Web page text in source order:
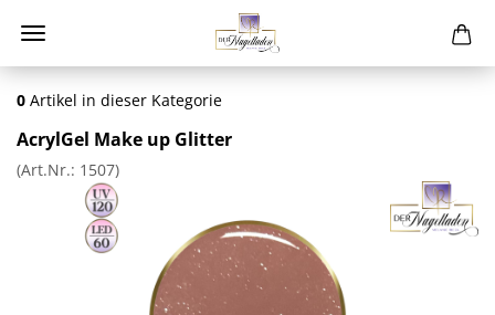
0 Artikel in dieser Kategorie
AcrylGel Make up Glitter
(Art.Nr.: 1507)